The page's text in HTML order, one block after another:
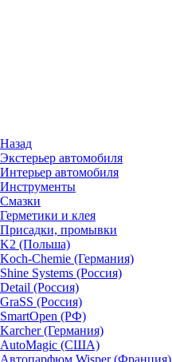
Назад
Экстерьер автомобиля
Интерьер автомобиля
Инструменты
Смазки
Герметики и клея
Присадки, промывки
K2 (Польша)
Koch-Chemie (Германия)
Shine Systems (Россия)
Detail (Россия)
GraSS (Россия)
SmartOpen (РФ)
Karcher (Германия)
AutoMagic (США)
Автопарфюм Wisper (Франция)